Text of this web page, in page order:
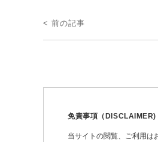
投
稿
< 前の記事
免責事項（DISCLAIMER)
当サイトの閲覧、ご利用は